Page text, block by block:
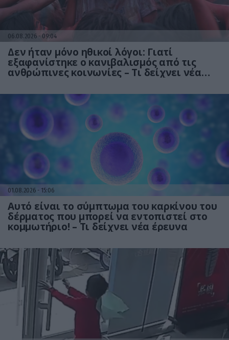
06.08.2026 09:04
Δεν ήταν μόνο ηθικοί λόγοι: Γιατί
εξαφανίστηκε ο κανιβαλισμός από τις
ανθρώπινες κοινωνίες – Τι δείχνει νέα
01.08.2026 15:06
Αυτό είναι το σύμπτωμα του καρκίνου του
δέρματος που μπορεί να εντοπιστεί στο
κομμωτήριο! – Τι δείχνει νέα έρευνα